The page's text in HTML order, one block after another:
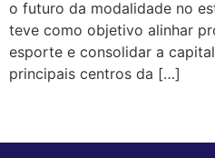
o futuro da modalidade no
teve como objetivo alinhar
esporte e consolidar a
principais centros da […]